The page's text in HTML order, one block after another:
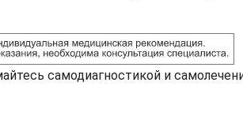
самодиагностикой и